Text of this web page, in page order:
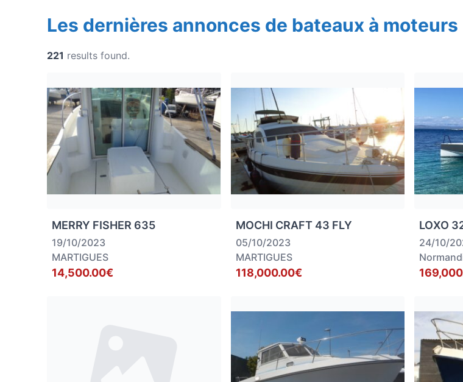
Les dernières annonces de bateaux à moteurs
221 results found.
MERRY FISHER 635
19/10/2023
MARTIGUES
14,500.00€
MOCHI CRAFT 43 FLY
05/10/2023
MARTIGUES
118,000.00€
LOXO
24/10/